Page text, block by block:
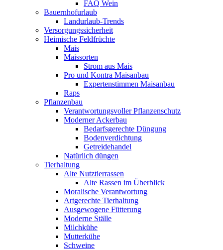
FAQ Wein
Bauernhofurlaub
Landurlaub-Trends
Versorgungssicherheit
Heimische Feldfrüchte
Mais
Maissorten
Strom aus Mais
Pro und Kontra Maisanbau
Expertenstimmen Maisanbau
Raps
Pflanzenbau
Verantwortungsvoller Pflanzenschutz
Moderner Ackerbau
Bedarfsgerechte Düngung
Bodenverdichtung
Getreidehandel
Natürlich düngen
Tierhaltung
Alte Nutztierrassen
Alte Rassen im Überblick
Moralische Verantwortung
Artgerechte Tierhaltung
Ausgewogene Fütterung
Moderne Ställe
Milchkühe
Mutterkühe
Schweine